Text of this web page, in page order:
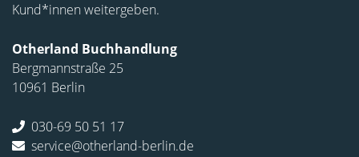
Kund*innen weitergeben.
Otherland Buchhandlung
Bergmannstraße 25
10961 Berlin
030-69 50 51 17
service@otherland-berlin.de